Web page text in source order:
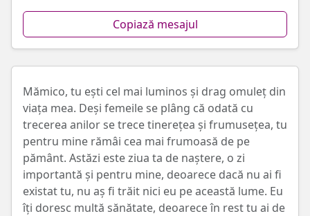
Copiază mesajul
Mămico, tu ești cel mai luminos și drag omuleț din
viața mea. Deși femeile se plâng că odată cu
trecerea anilor se trece tinerețea și frumusețea, tu
pentru mine rămâi cea mai frumoasă de pe
pământ. Astăzi este ziua ta de naștere, o zi
importantă și pentru mine, deoarece dacă nu ai fi
existat tu, nu aș fi trăit nici eu pe această lume. Eu
îți doresc multă sănătate, deoarece în rest tu ai de